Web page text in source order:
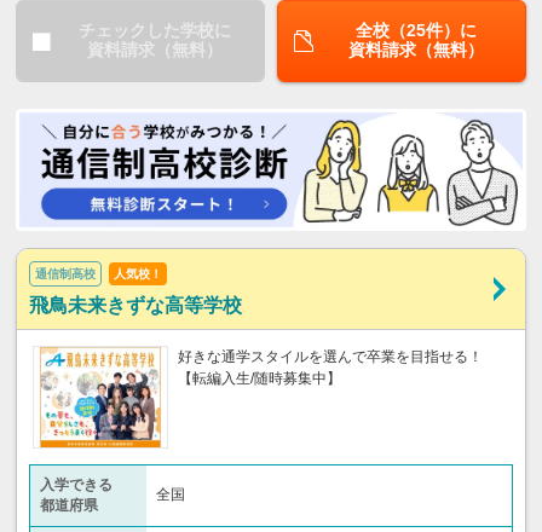
チェックした学校に
資料請求（無料）
全校（25件）に
資料請求（無料）
通信制高校 人気校！
飛鳥未来きずな高等学校
好きな通学スタイルを選んで卒業を目指せる！
【転編入生/随時募集中】
入学できる
都道府県
全国